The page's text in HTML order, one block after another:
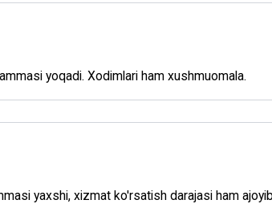
yoqadi. Xodimlari ham xushmuomala.
yaxshi, xizmat ko'rsatish darajasi ham